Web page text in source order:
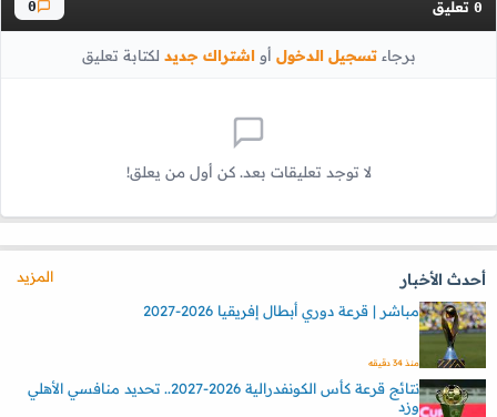
0 تعليق 0
برجاءتسجيل الدخول أواشتراك جديد لكتابة تعليق
لا توجد تعليقات بعد. كن أول من يعلق!
أحدث الأخبار
المزيد
مباشر | قرعة دوري أبطال إفريقيا 2026-2027
منذ 34 دقيقه
نتائج قرعة كأس الكونفدرالية 2026-2027.. تحديد منافسي الأهلي
وزد